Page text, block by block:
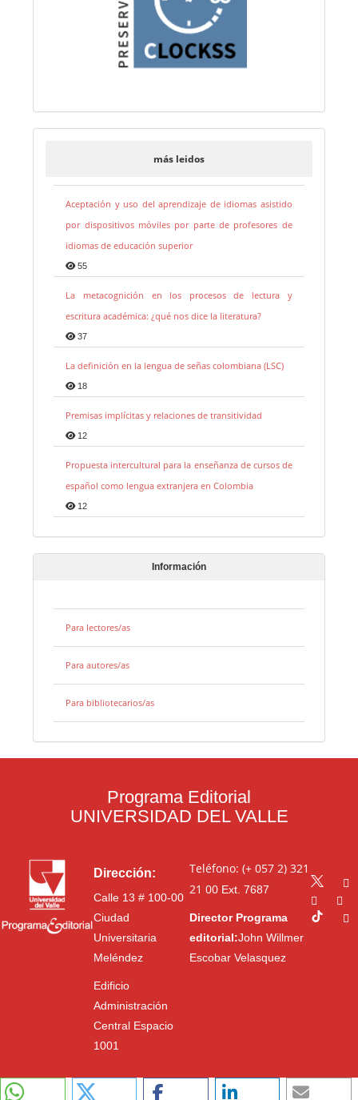
más leidos
Aceptación y uso del aprendizaje de idiomas asistido
por dispositivos móviles por parte de profesores de
idiomas de educación superior
55
La metacognición en los procesos de lectura y
escritura académica: ¿qué nos dice la literatura?
37
La definición en la lengua de señas colombiana (LSC)
18
Premisas implícitas y relaciones de transitividad
12
Propuesta intercultural para la enseñanza de cursos de
español como lengua extranjera en Colombia
12
Información
Para lectores/as
Para autores/as
Para bibliotecarios/as
Programa Editorial
UNIVERSIDAD DEL VALLE
Dirección:
Calle 13 # 100-00
Ciudad
Universitaria
Meléndez
Edificio
Administración
Central Espacio
1001
Teléfono: (+ 057 2) 321
21 00Ext. 7687
Director Programa
editorial:John Willmer
Escobar Velasquez